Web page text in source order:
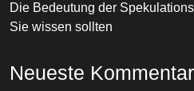
Die Bedeutung der
Sie wissen sollten
Neueste